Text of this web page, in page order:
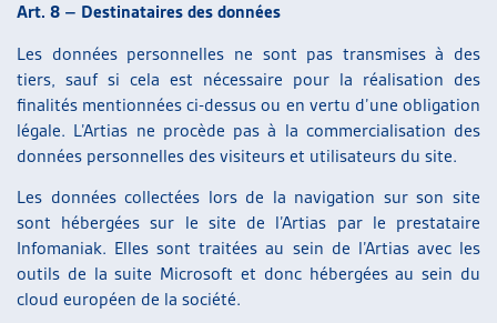
Art. 8 – Destinataires des données
Les données personnelles ne sont pas transmises à des
tiers, sauf si cela est nécessaire pour la réalisation des
finalités mentionnées ci-dessus ou en vertu d’une obligation
légale. L’Artias ne procède pas à la commercialisation des
données personnelles des visiteurs et utilisateurs du site.
Les données collectées lors de la navigation sur son site
sont hébergées sur le site de l’Artias par le prestataire
Infomaniak. Elles sont traitées au sein de l’Artias avec les
outils de la suite Microsoft et donc hébergées au sein du
cloud européen de la société.